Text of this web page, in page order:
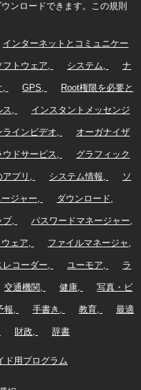
ンロードできます。この規則
インターネットとコミュニケー
フトウェア システム ナ
GPS Root権限を必要と
ス インスタントメッセンジ
ラインビデオ オーガナイザ
ウドサービス グラフィック
プリ システム情報 ソ
ジャー ダウンロード
プ パスワードマネージャー
ェア ファイルマネージャ
レコーダー ユーモア ラ
交通機関 健康 写真・ビ
報 手書き 教育 最適
財政 辞書
ド用プログラム